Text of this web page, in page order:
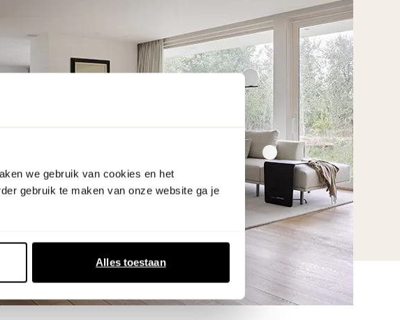
we gebruik van cookies en het
gebruik te maken van onze website ga je
Alles toestaan